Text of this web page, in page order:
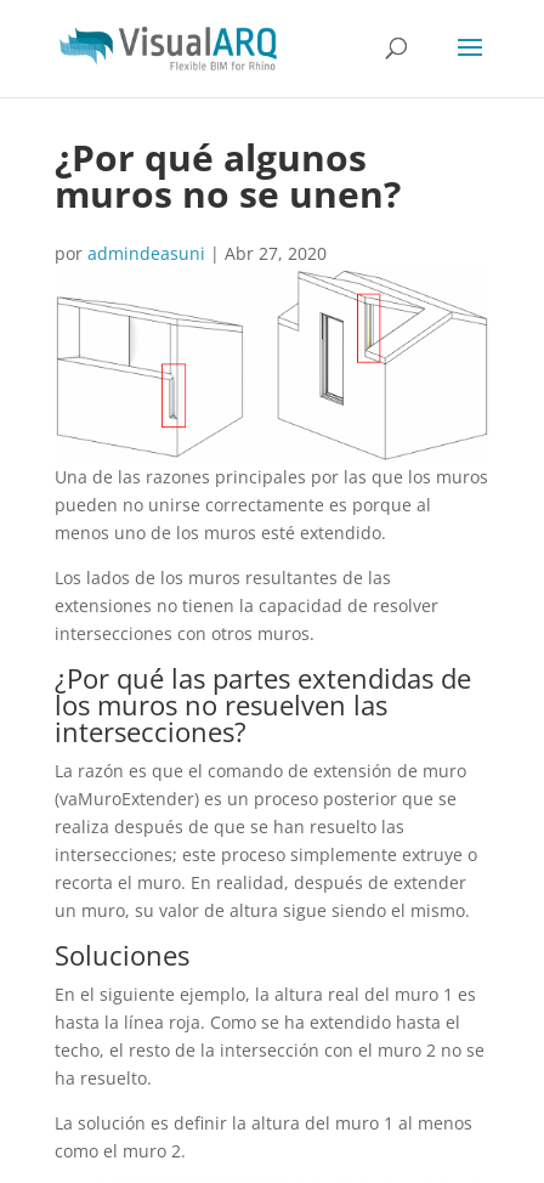
¿Por qué algunos
muros no se unen?
por admindeasuni | Abr 27, 2020
Una de las razones principales por las que los muros
pueden no unirse correctamente es porque al
menos uno de los muros esté extendido.
Los lados de los muros resultantes de las
extensiones no tienen la capacidad de resolver
intersecciones con otros muros.
¿Por qué las partes extendidas de
los muros no resuelven las
intersecciones?
La razón es que el comando de extensión de muro
(vaMuroExtender) es un proceso posterior que se
realiza después de que se han resuelto las
intersecciones; este proceso simplemente extruye o
recorta el muro. En realidad, después de extender
un muro, su valor de altura sigue siendo el mismo.
Soluciones
En el siguiente ejemplo, la altura real del muro 1 es
hasta la línea roja. Como se ha extendido hasta el
techo, el resto de la intersección con el muro 2 no se
ha resuelto.
La solución es definir la altura del muro 1 al menos
como el muro 2.